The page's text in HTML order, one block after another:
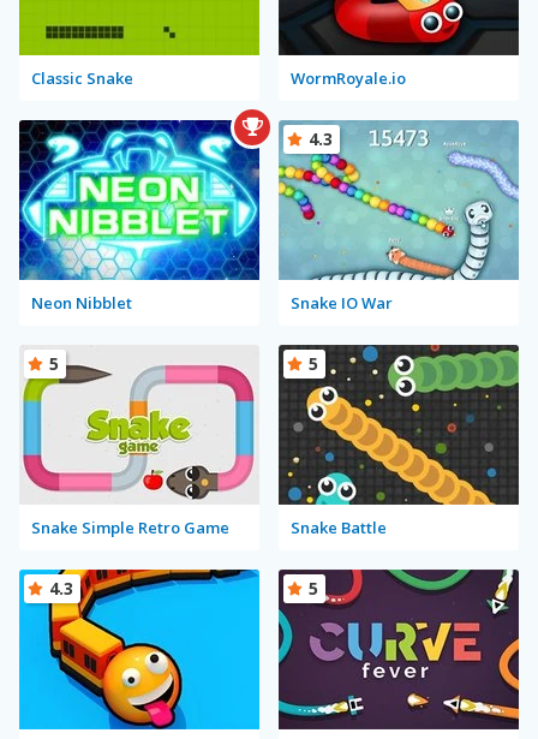
Classic Snake WormRoyale.io
Neon Nibblet Snake IO War
4.3
Snake Simple Retro Game
5
Snake Battle
5
4.3 5